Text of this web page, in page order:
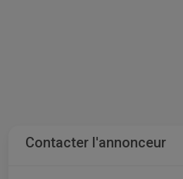
Contacter l'annonceur